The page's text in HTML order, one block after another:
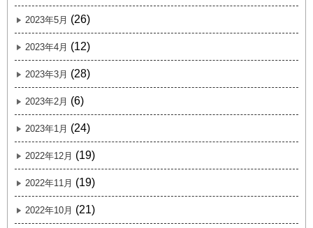
2023年5月 (26)
2023年4月 (12)
2023年3月 (28)
2023年2月 (6)
2023年1月 (24)
2022年12月 (19)
2022年11月 (19)
2022年10月 (21)